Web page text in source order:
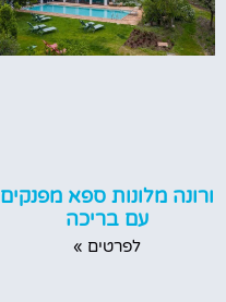
ורונה מלונות ספא מפנקים
עם בריכה
לפרטים »